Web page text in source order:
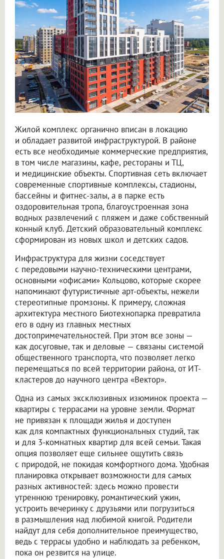
Жилой комплекс органично вписан в локацию
и обладает развитой инфраструктурой. В районе
есть все необходимые коммерческие предприятия,
в том числе магазины, кафе, рестораны и ТЦ,
и медицинские объекты. Спортивная сеть включает
современные спортивные комплексы, стадионы,
бассейны и фитнес-залы, а в парке есть
оздоровительная тропа, благоустроенная зона
водных развлечений с пляжем и даже собственный
конный клуб. Детский образовательный комплекс
сформирован из новых школ и детских садов.
Инфраструктура для жизни соседствует
с передовыми научно-техническими центрами,
основными «офисами» Кольцово, которые скорее
напоминают футуристичные арт-объекты, нежели
стереотипные промзоны. К примеру, сложная
архитектура местного Биотехнопарка превратила
его в одну из главных местных
достопримечательностей. При этом все зоны —
как досуговые, так и деловые — связаны системой
общественного транспорта, что позволяет легко
перемещаться по всей территории района, от ИТ-
кластеров до научного центра «Вектор».
Одна из самых эксклюзивных изюминок проекта —
квартиры с террасами на уровне земли. Формат
не привязан к площади жилья и доступен
как для компактных функциональных студий, так
и для 3-комнатных квартир для всей семьи. Такая
опция позволяет еще сильнее ощутить связь
с природой, не покидая комфортного дома. Удобная
планировка открывает возможности для самых
разных активностей: здесь можно провести
утреннюю тренировку, романтический ужин,
устроить вечеринку с друзьями или погрузиться
в размышления над любимой книгой. Родители
найдут для себя дополнительное преимущество,
ведь с террасы удобно и наблюдать за ребенком,
пока он резвится на улице.